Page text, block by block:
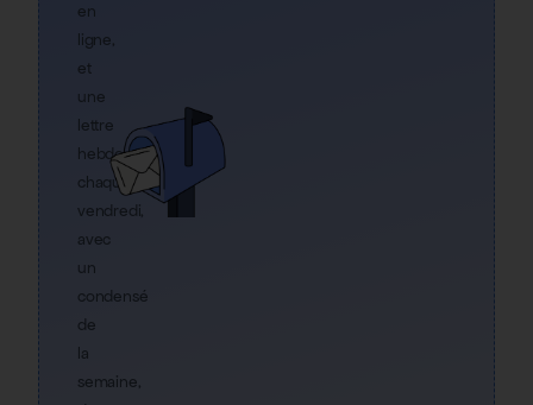
en
ligne,
et
une
lettre
hebdo
chaque
vendredi,
avec
un
condensé
de
la
semaine,